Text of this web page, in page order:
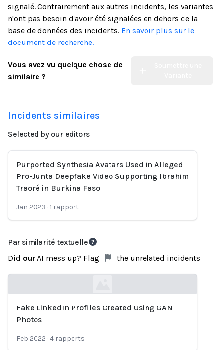
signalé. Contrairement aux autres incidents, les variantes
n'ont pas besoin d'avoir été signalées en dehors de la
base de données des incidents. En savoir plus sur le
document de recherche.
Vous avez vu quelque chose de
similaire ?
Incidents similaires
Selected by our editors
Purported Synthesia Avatars Used in Alleged
Pro-Junta Deepfake Video Supporting Ibrahim
Traoré in Burkina Faso
Jan 2023 ·1 rapport
Par similarité textuelle
Did our AI mess up? Flag the unrelated incidents
Loading...
Fake LinkedIn Profiles Created Using GAN
Photos
Feb 2022 ·4 rapports